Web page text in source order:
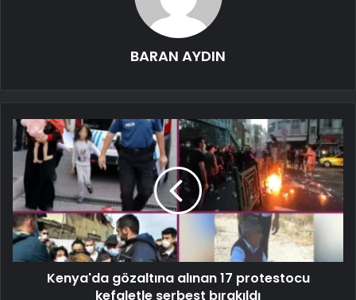
BARAN AYDIN
Kenya'da gözaltına alınan 17 protestocu
kefaletle serbest bırakıldı